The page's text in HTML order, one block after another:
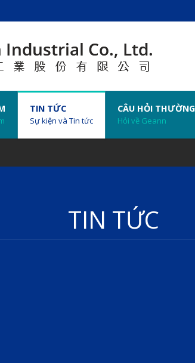
TIN TỨC
Sự kiện và Tin tức
CÂU HỎI
Hỏi về Geann
TIN TỨC